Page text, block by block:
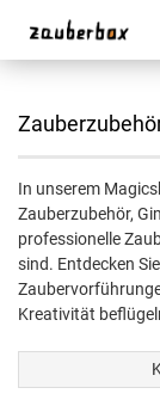
In unserem
Zauberzubehör,
professionelle
sind. Entdecken
Kreativität